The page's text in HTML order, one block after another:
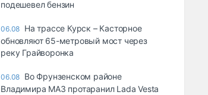
подешевел бензин
06.08 На трассе Курск – Касторное
обновляют 65-метровый мост через
реку Грайворонка
06.08 Во Фрунзенском районе
Владимира МАЗ протаранил Lada Vesta